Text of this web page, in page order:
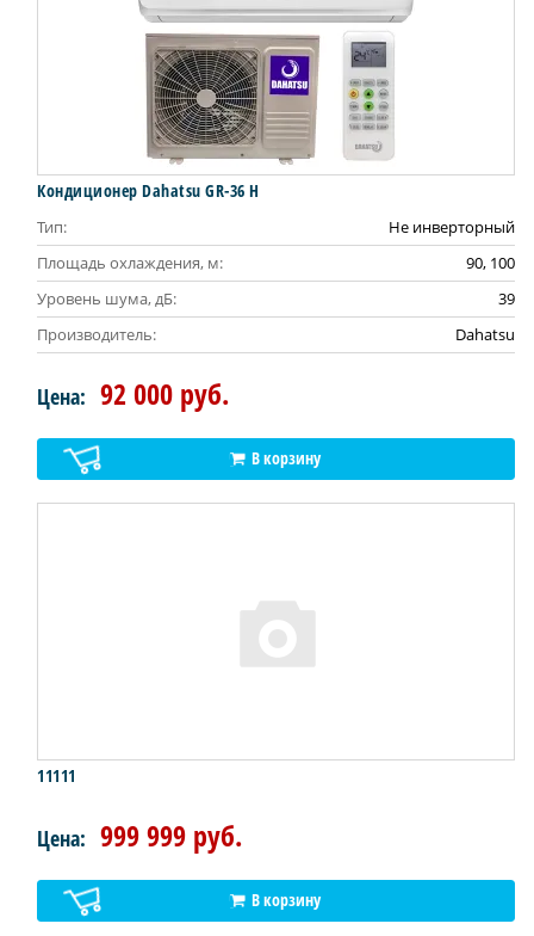
Кондиционер Dahatsu GR-36 H
Тип:
Не инверторный
Площадь охлаждения, м:
90, 100
Уровень шума, дБ:
39
Производитель:
Dahatsu
Цена: 92 000 руб.
В корзину
11111
Цена: 999 999 руб.
В корзину